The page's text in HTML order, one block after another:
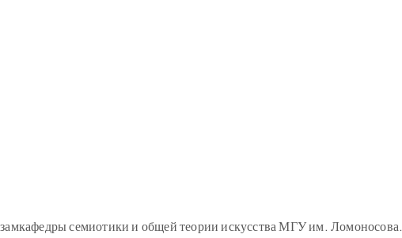
семиотики и общей теории искусства МГУ им. Ломоносова.